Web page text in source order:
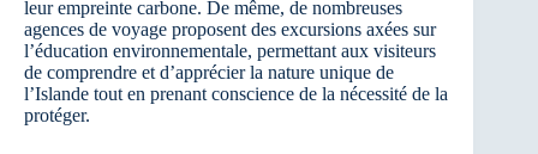
leur empreinte carbone. De même, de nombreuses
agences de voyage proposent des excursions axées sur
l’éducation environnementale, permettant aux visiteurs
de comprendre et d’apprécier la nature unique de
l’Islande tout en prenant conscience de la nécessité de la
protéger.